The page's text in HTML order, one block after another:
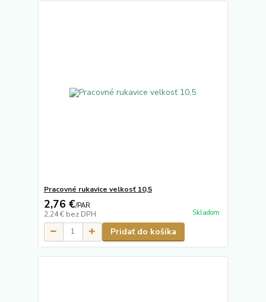
Pracovné rukavice velkosť 10,5
2,76 €/PAR
2,24 € bez DPH Skladom
Pridať do košíka